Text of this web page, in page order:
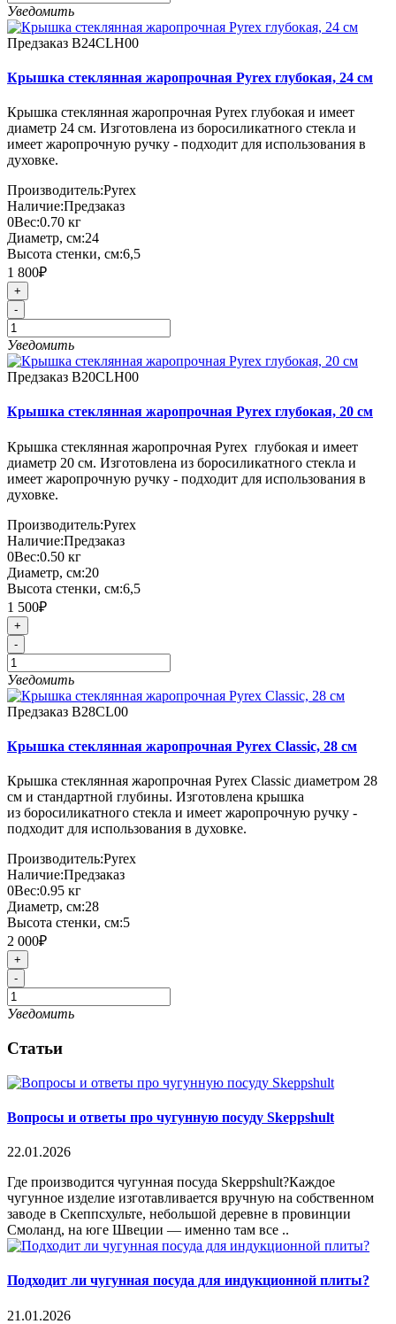
Уведомить
Предзаказ B24CLH00
Крышка стеклянная жаропрочная Pyrex глубокая, 24 см
Крышка стеклянная жаропрочная Pyrex глубокая и имеет
диаметр 24 см. Изготовлена из боросиликатного стекла и
имеет жаропрочную ручку - подходит для использования в
духовке.
Производитель:Pyrex
Наличие:Предзаказ
0Вес:0.70 кг
Диаметр, см:24
Высота стенки, см:6,5
1 800₽
+
-
Уведомить
Предзаказ B20CLH00
Крышка стеклянная жаропрочная Pyrex глубокая, 20 см
Крышка стеклянная жаропрочная Pyrex глубокая и имеет
диаметр 20 см. Изготовлена из боросиликатного стекла и
имеет жаропрочную ручку - подходит для использования в
духовке.
Производитель:Pyrex
Наличие:Предзаказ
0Вес:0.50 кг
Диаметр, см:20
Высота стенки, см:6,5
1 500₽
+
-
Уведомить
Предзаказ B28CL00
Крышка стеклянная жаропрочная Pyrex Classic, 28 см
Крышка стеклянная жаропрочная Pyrex Classic диаметром 28
см и стандартной глубины. Изготовлена крышка
из боросиликатного стекла и имеет жаропрочную ручку -
подходит для использования в духовке.
Производитель:Pyrex
Наличие:Предзаказ
0Вес:0.95 кг
Диаметр, см:28
Высота стенки, см:5
2 000₽
+
-
Уведомить
Статьи
Вопросы и ответы про чугунную посуду Skeppshult
22.01.2026
Где производится чугунная посуда Skeppshult?Каждое
чугунное изделие изготавливается вручную на собственном
заводе в Скеппсхульте, небольшой деревне в провинции
Смоланд, на юге Швеции — именно там все ..
Подходит ли чугунная посуда для индукционной плиты?
21.01.2026